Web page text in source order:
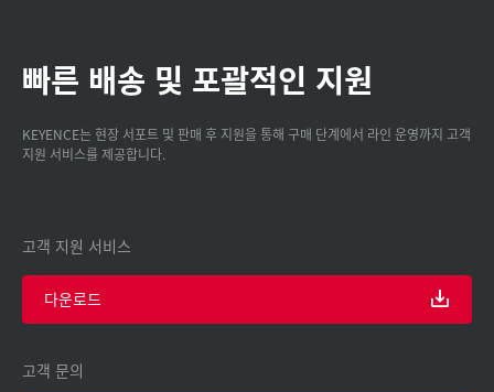
빠른 배송 및 포괄적인 지원
KEYENCE는 현장 서포트 및 판매 후 지원을 통해 구매 단계에서 라인 운영까지 고객
지원 서비스를 제공합니다.
고객 지원 서비스
다운로드
고객 문의